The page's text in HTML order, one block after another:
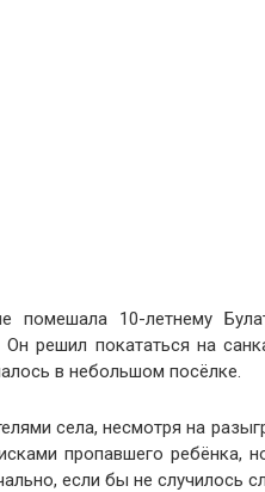
помешала 10-летнему
решил покататься на
в небольшом посёлке.
села, несмотря на
пропавшего ребёнка,
если бы не случилось